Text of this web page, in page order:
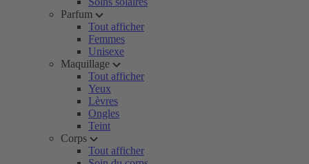
Parfum
Tout afficher
Femmes
Unisexe
Maquillage
Tout afficher
Yeux
Lèvres
Ongles
Teint
Corps
Tout afficher